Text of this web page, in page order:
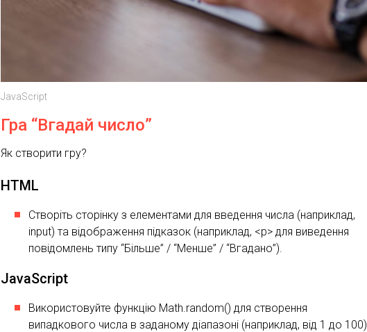
JavaScript
Гра “Вгадай число”
Як створити гру?
HTML
Створіть сторінку з елементами для введення числа (наприклад,
input) та відображення підказок (наприклад, <p> для виведення
повідомлень типу “Більше” / “Менше” / “Вгадано”).
JavaScript
Використовуйте функцію Math.random() для створення
випадкового числа в заданому діапазоні (наприклад, від 1 до 100).